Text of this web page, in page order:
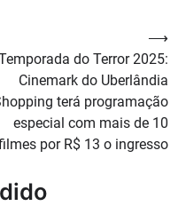
do Terror 2025:
Cinemark do Uberlândia
terá programação
especial com mais de 10
por R$ 13 o ingresso
⟶